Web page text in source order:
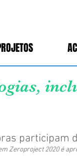
participam
Zeroproject 2020 é